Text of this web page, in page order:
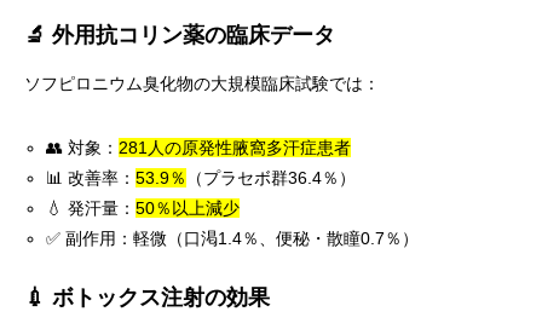
🔬 外用抗コリン薬の臨床データ
ソフピロニウム臭化物の大規模臨床試験では：
👥 対象： 281人の原発性腋窩多汗症患者
📊 改善率：53.9％
（プラセボ群36.4％）
💧 発汗量：50％以上減少
✅ 副作用：軽微（口渇1.4％、便秘・散瞳0.7％）
💉 ボトックス注射の効果